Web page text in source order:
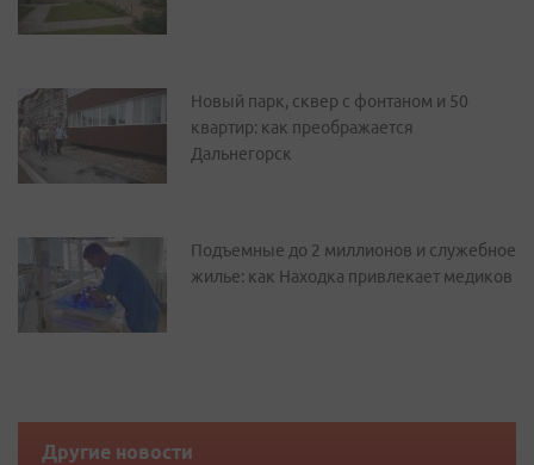
Новый парк, сквер с фонтаном и 50
квартир: как преображается
Дальнегорск
Подъемные до 2 миллионов и служебное
жилье: как Находка привлекает медиков
Другие новости